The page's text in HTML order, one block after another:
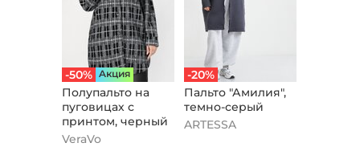
-50% Aкция
Полупальто на
пуговицах с
принтом, черный
VeraVo
-20%
Пальто "Амилия",
темно-серый
ARTESSA